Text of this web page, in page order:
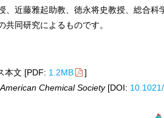
、近藤雅起助教、徳永将史教授、総合
共同研究によるものです。
本文 [PDF: 1.2MB
]
Chemical Society[DOI: